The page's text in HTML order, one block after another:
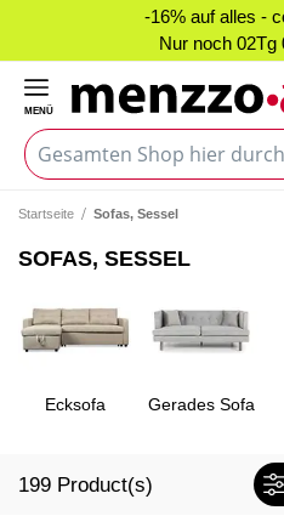
-16% auf alles -
Nur noch 02Tg
MENÜ
Startseite Sofas, Sessel
SOFAS, SESSEL
Ecksofa Gerades Sofa
199 Product(s)